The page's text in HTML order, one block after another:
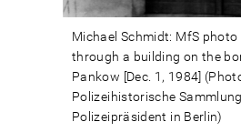
Michael Schmidt: MfS
through a building on the
Pankow [Dec. 1, 1984]
Polizeihistorische
Polizeipräsident in Berlin)